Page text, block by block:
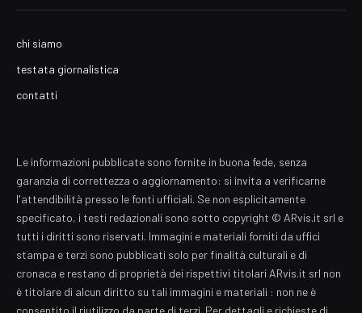
chi siamo
testata giornalistica
contatti
Le informazioni pubblicate sono fornite in buona fede, senza
garanzia di correttezza o aggiornamento: si invita a verificarne
l'attendibilità presso le fonti ufficiali. Se non esplicitamente
specificato, i testi redazionali sono sotto copyright © ARvis.it srl e
tutti i diritti sono riservati. Immagini e materiali forniti da uffici
stampa e terzi sono pubblicati solo per finalità culturali e di
cronaca e restano di proprietà dei rispettivi titolari ARvis.it srl non
è titolare di alcun diritto su tali immagini e materiali : non ne è
consentito il riutilizzo da parte di terzi. Per dettagli e richieste di